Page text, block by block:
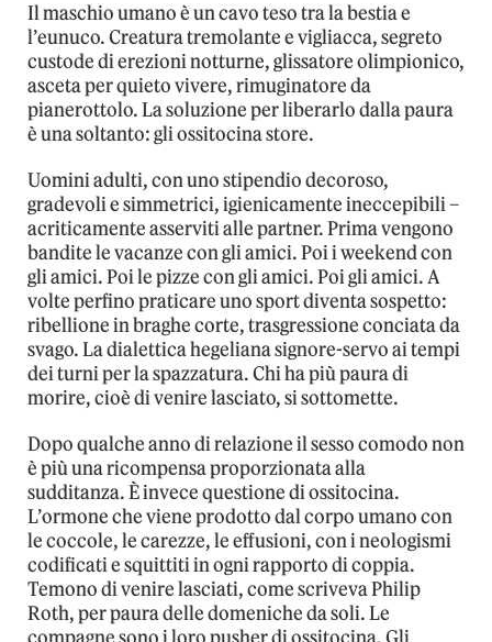
Il maschio umano è un cavo teso tra la bestia e
l’eunuco. Creatura tremolante e vigliacca, segreto
custode di erezioni notturne, glissatore olimpionico,
asceta per quieto vivere, rimuginatore da
pianerottolo. La soluzione per liberarlo dalla paura
è una soltanto: gli ossitocina store.
Uomini adulti, con uno stipendio decoroso,
gradevoli e simmetrici, igienicamente ineccepibili –
acriticamente asserviti alle partner. Prima vengono
bandite le vacanze con gli amici. Poi i weekend con
gli amici. Poi le pizze con gli amici. Poi gli amici. A
volte perfino praticare uno sport diventa sospetto:
ribellione in braghe corte, trasgressione conciata da
svago. La dialettica hegeliana signore-servo ai tempi
dei turni per la spazzatura. Chi ha più paura di
morire, cioè di venire lasciato, si sottomette.
Dopo qualche anno di relazione il sesso comodo non
è più una ricompensa proporzionata alla
sudditanza. È invece questione di ossitocina.
L’ormone che viene prodotto dal corpo umano con
le coccole, le carezze, le effusioni, con i neologismi
codificati e squittiti in ogni rapporto di coppia.
Temono di venire lasciati, come scriveva Philip
Roth, per paura delle domeniche da soli. Le